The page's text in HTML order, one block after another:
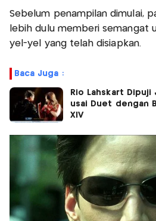
Sebelum penampilan dimulai,
lebih dulu memberi semangat
yel-yel yang telah disiapkan.
Baca Juga :
Rio Lahskart Dipuji
usai Duet dengan
XIV